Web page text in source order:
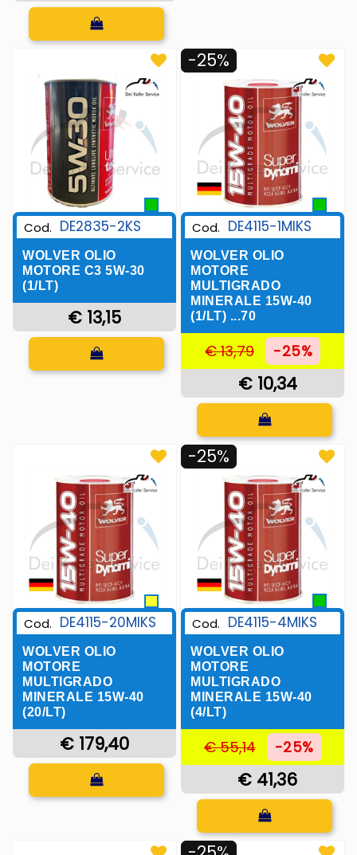
Quantità
Cod. DE2835-2KS
WOLVER OLIO
MOTORE C3 5W-30
(1/LT)
€ 13,15
Quantità
-25%
Cod. DE4115-1MIKS
WOLVER OLIO
MOTORE
MULTIGRADO
MINERALE 15W-40
(1/LT) ...70
€ 13,79 -25%
€ 10,34
Quantità
Cod. DE4115-20MIKS
WOLVER OLIO
MOTORE
MULTIGRADO
MINERALE 15W-40
(20/LT)
€ 179,40
Quantità
-25%
Cod. DE4115-4MIKS
WOLVER OLIO
MOTORE
MULTIGRADO
MINERALE 15W-40
(4/LT)
€ 55,14 -25%
€ 41,36
Quantità